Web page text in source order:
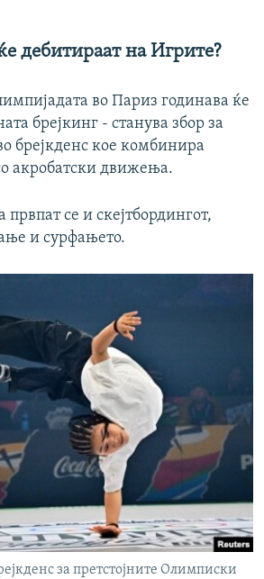
дебитираат на Игрите?
во Париз годинава ќе
брејкинг - станува збор за
брејкденс кое комбинира
акробатски движења.
првпат се и скејтбордингот,
и сурфањето.
за претстојните Олимписки